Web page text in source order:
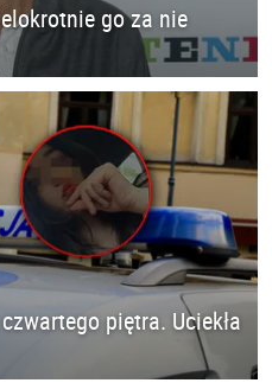
go za nie
piętra. Uciekła